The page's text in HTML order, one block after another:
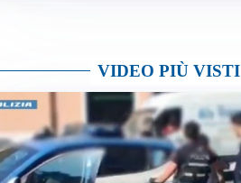
VIDEO PIÙ VISTI